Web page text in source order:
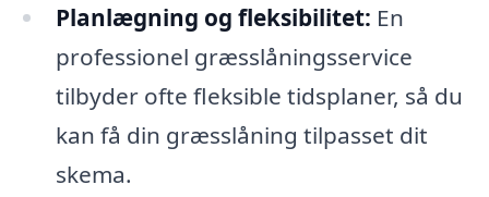
Planlægning og fleksibilitet: En
professionel græsslåningsservice
tilbyder ofte fleksible tidsplaner, så du
kan få din græsslåning tilpasset dit
skema.